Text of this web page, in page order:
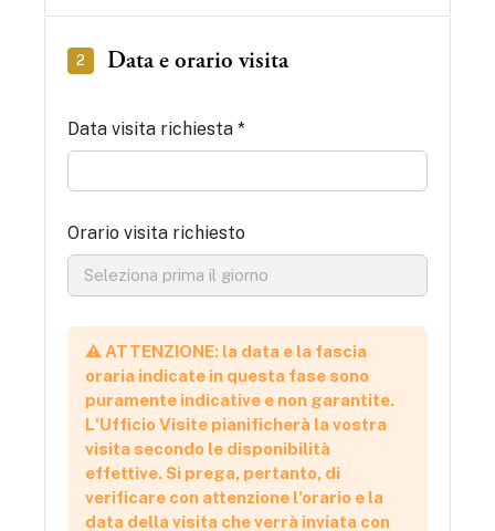
2 Data e orario visita
Data visita richiesta *
Orario visita richiesto
⚠️ ATTENZIONE: la data e la fascia
oraria indicate in questa fase sono
puramente indicative e non garantite.
L'Ufficio Visite pianificherà la vostra
visita secondo le disponibilità
effettive. Si prega, pertanto, di
verificare con attenzione l'orario e la
data della visita che verrà inviata con